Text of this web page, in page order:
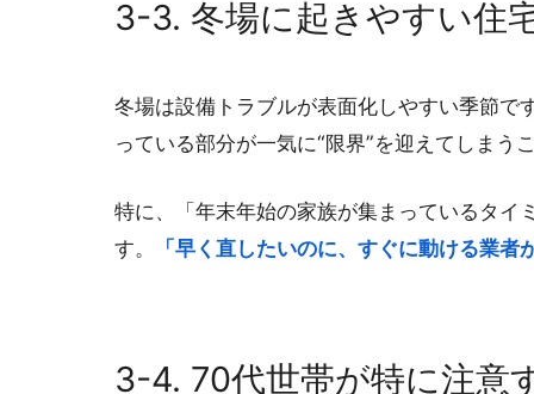
3-3. 冬場に起きやすい住
冬場は設備トラブルが表面化しやすい季節
っている部分が一気に“限界”を迎えてしまう
特に、「年末年始の家族が集まっているタ
す。
「早く直したいのに、すぐに動ける業者
3-4. 70代世帯が特に注意